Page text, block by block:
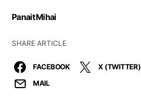
Panait Mihai
SHARE ARTICLE
FACEBOOK X (TWITTER)
MAIL